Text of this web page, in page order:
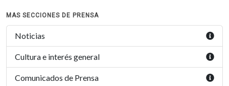
MAS SECCIONES DE PRENSA
Noticias
Cultura e interés general
Comunicados de Prensa